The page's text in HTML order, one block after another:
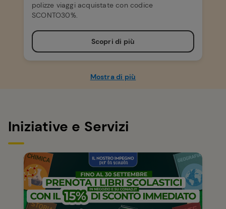
polizze viaggi acquistate con codice
SCONTO30%.
Scopri di più
Mostra di più
Iniziative e Servizi